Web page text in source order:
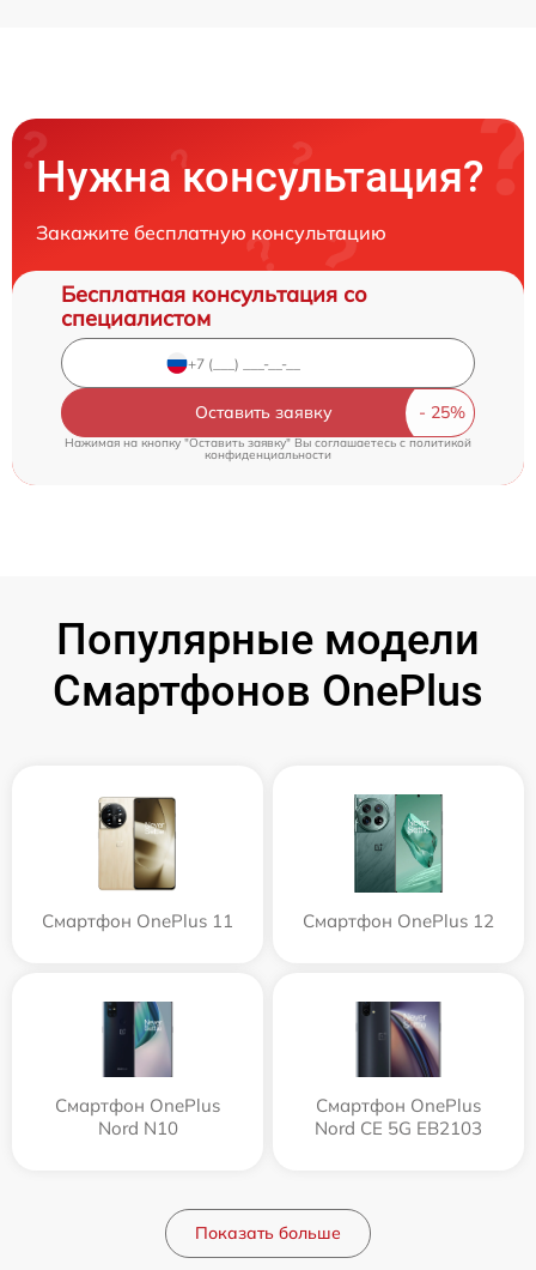
Нужна консультация?
Закажите бесплатную консультацию
Бесплатная консультация со
специалистом
Оставить заявку
Нажимая на кнопку "Оставить заявку" Вы соглашаетесь c политикой
конфиденциальности
Популярные модели
Смартфонов OnePlus
Смартфон OnePlus 11 Смартфон OnePlus 12
Смартфон OnePlus
Nord N10
Смартфон OnePlus
Nord CE 5G EB2103
Показать больше